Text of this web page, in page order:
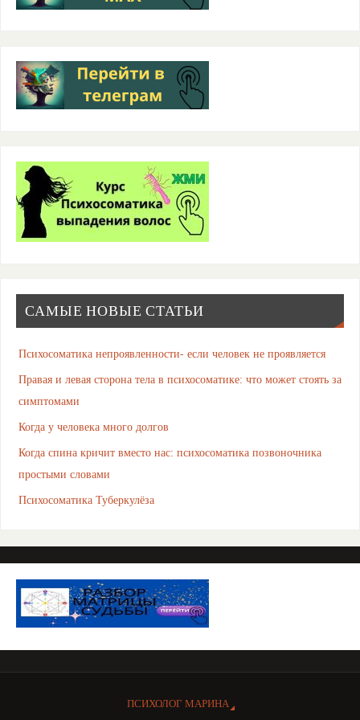
САМЫЕ НОВЫЕ СТАТЬИ
Психосоматика непроявленности- если человек не проявляется
Правая и левая сторона тела в психосоматике: что может стоять за
симптомами
Когда у человека много долгов
Когда спина кричит вместо нас: психосоматика позвоночника
простыми словами
Психосоматика Туберкулёза
ПСИХОЛОГ МАРИНА